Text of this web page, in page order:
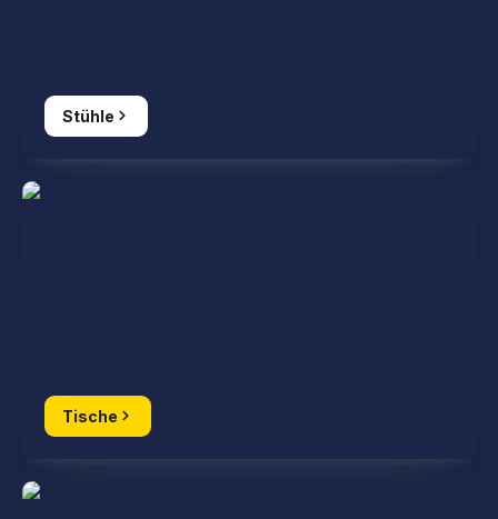
Stühle
Tische
Tische
Barhocker